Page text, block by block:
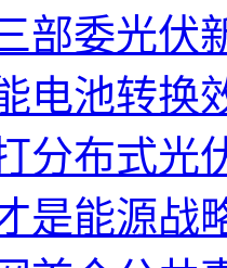
部委光伏
电池转换
分布式光
是能源战